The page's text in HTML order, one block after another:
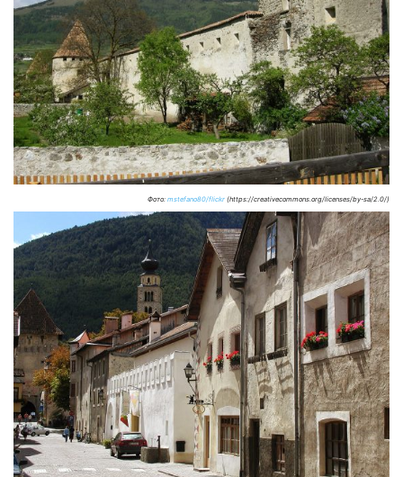
Фото: mstefano80/flickr (https://creativecommons.org/licenses/by-sa/2.0/)